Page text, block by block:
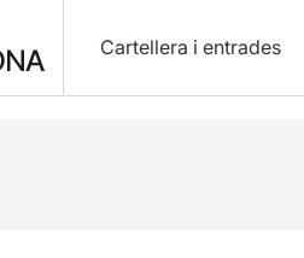
Cartellera i entrades